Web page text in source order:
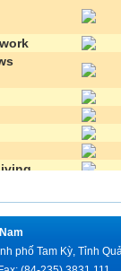
phố Tam Kỳ, Tỉnh